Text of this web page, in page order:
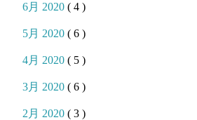
6月 2020( 4 )
5月 2020( 6 )
4月 2020( 5 )
3月 2020( 6 )
2月 2020( 3 )